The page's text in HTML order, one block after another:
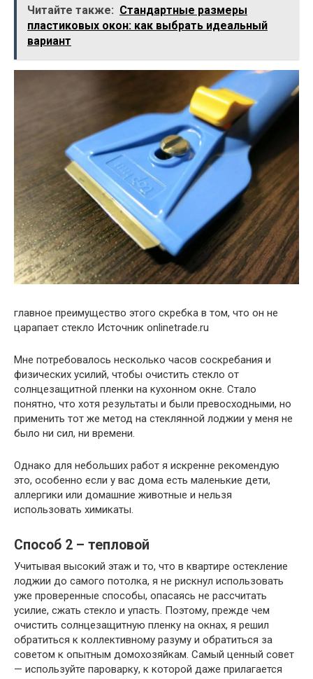
Читайте также: Стандартные размеры
пластиковых окон: как выбрать идеальный
вариант
главное преимущество этого скребка в том, что он не
царапает стекло Источник onlinetrade.ru
Мне потребовалось несколько часов соскребания и
физических усилий, чтобы очистить стекло от
солнцезащитной пленки на кухонном окне. Стало
понятно, что хотя результаты и были превосходными, но
применить тот же метод на стеклянной лоджии у меня не
было ни сил, ни времени.
Однако для небольших работ я искренне рекомендую
это, особенно если у вас дома есть маленькие дети,
аллергики или домашние животные и нельзя
использовать химикаты.
Способ 2 – тепловой
Учитывая высокий этаж и то, что в квартире остекление
лоджии до самого потолка, я не рискнул использовать
уже проверенные способы, опасаясь не рассчитать
усилие, сжать стекло и упасть. Поэтому, прежде чем
очистить солнцезащитную пленку на окнах, я решил
обратиться к коллективному разуму и обратиться за
советом к опытным домохозяйкам. Самый ценный совет
— используйте пароварку, к которой даже прилагается